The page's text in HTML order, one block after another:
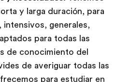
y larga duración, para
intensivos, generales,
para todas las
de conocimiento del
de averiguar todas las
para estudiar en